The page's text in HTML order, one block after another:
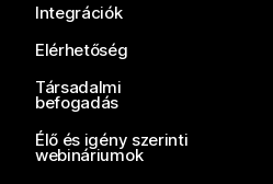
Integrációk
Elérhetőség
Társadalmi
befogadás
Élő és igény szerinti
webináriumok